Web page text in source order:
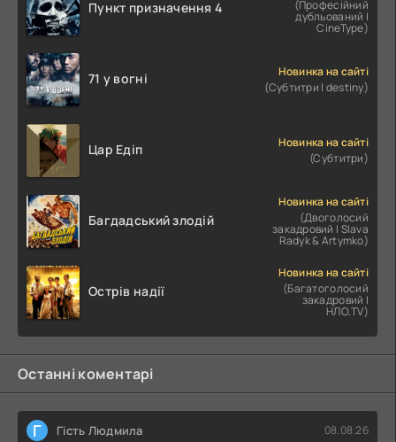
Пункт призначення 4
(Професійний
дубльований |
CineType)
71 у вогні
Новинка на сайті
(Субтитри | destiny)
Цар Едіп
Новинка на сайті
(Субтитри)
Багдадський злодій
Новинка на сайті
(Двоголосий
закадровий | Slava
Radyk & Artymko)
Острів надії
Новинка на сайті
(Багатоголосий
закадровий |
НЛО.TV)
Останні коментарі
Г Гість Людмила 08.08.26